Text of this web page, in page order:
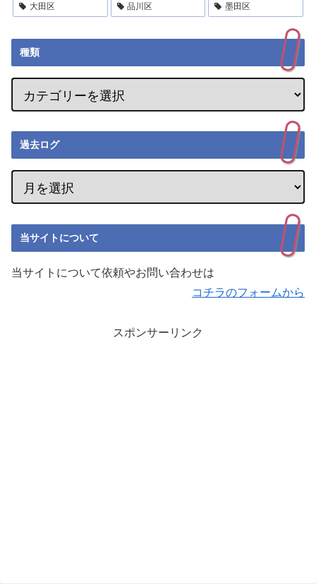
大田区 品川区 墨田区
種類
過去ログ
当サイトについて
当サイトについて依頼やお問い合わせは
コチラのフォームから
スポンサーリンク